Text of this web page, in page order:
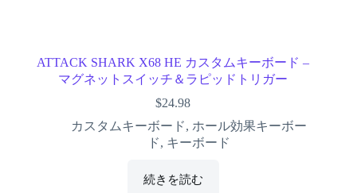
ATTACK SHARK X68 HE カスタムキーボード –
マグネットスイッチ＆ラピッドトリガー
$24.98
カスタムキーボード, ホール効果キーボー
ド, キーボード
続きを読む